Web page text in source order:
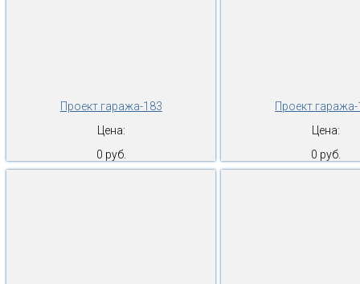
Проект гаража-183
Цена:
0 руб.
Проект
Цена:
0 руб.